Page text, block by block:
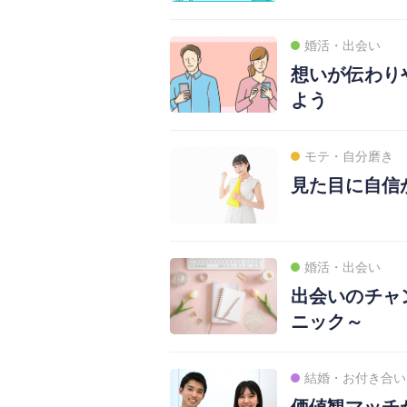
婚活・出会い
想いが伝わり
よう
モテ・自分磨き
見た目に自
婚活・出会い
出会いのチャ
ニック～
結婚・お付き合